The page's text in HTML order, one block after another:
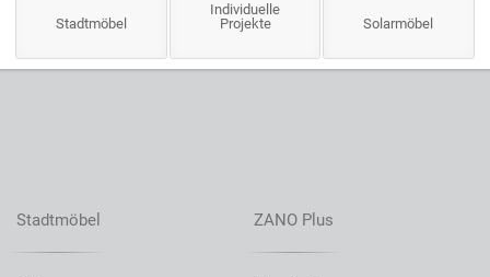
Stadtmöbel
Individuelle
Projekte
Solarmöbel
Stadtmöbel ZANO Plus